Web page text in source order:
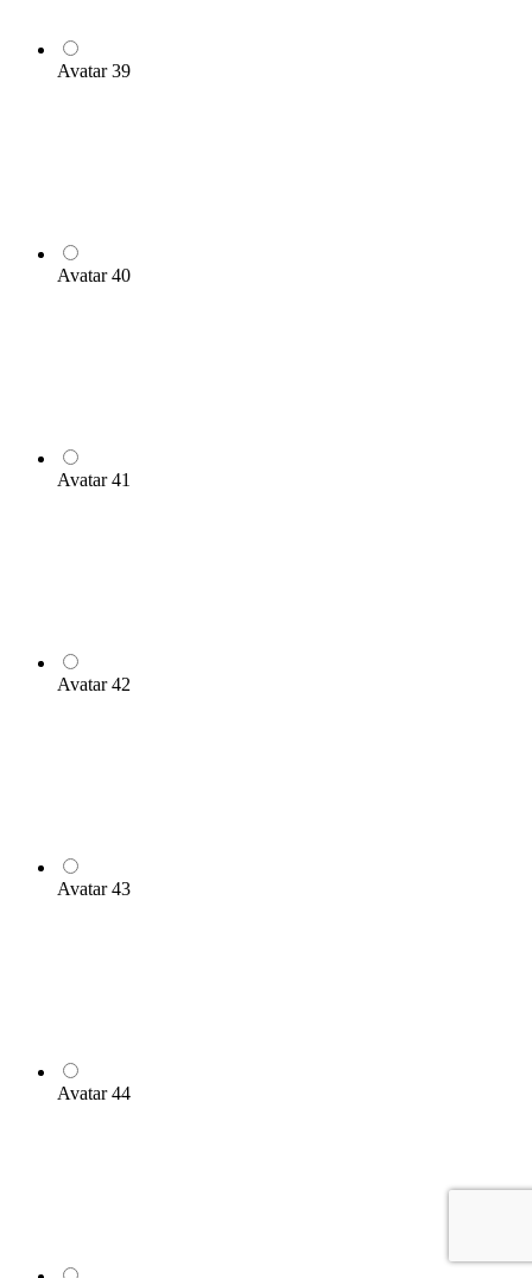
Avatar 39
Avatar 40
Avatar 41
Avatar 42
Avatar 43
Avatar 44